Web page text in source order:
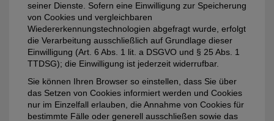
seiner Dienste. Sofern eine Einwilligung zur Speicherung
von Cookies und vergleichbaren
Wiedererkennungstechnologien abgefragt wurde, erfolgt
die Verarbeitung ausschließlich auf Grundlage dieser
Einwilligung (Art. 6 Abs. 1 lit. a DSGVO und § 25 Abs. 1
TTDSG); die Einwilligung ist jederzeit widerrufbar.
Sie können Ihren Browser so einstellen, dass Sie über
das Setzen von Cookies informiert werden und Cookies
nur im Einzelfall erlauben, die Annahme von Cookies für
bestimmte Fälle oder generell ausschließen sowie das